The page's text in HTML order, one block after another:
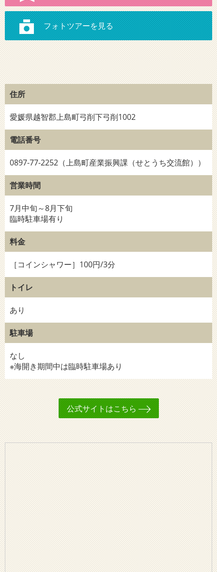
住所
愛媛県越智郡上島町弓削下弓削1002
電話番号
0897-77-2252（上島町産業振興課（せとうち交流館））
営業時間
7月中旬～8月下旬
臨時駐車場有り
料金
［コインシャワー］100円/3分
トイレ
あり
駐車場
なし
※海開き期間中は臨時駐車場あり
公式サイトはこちら